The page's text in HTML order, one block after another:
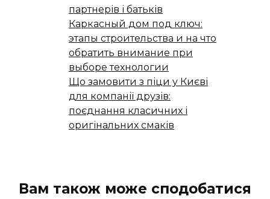
партнерів і батьків
Каркасный дом под ключ:
этапы строительства и на что
обратить внимание при
выборе технологии
Що замовити з піци у Києві
для компанії друзів:
поєднання класичних і
оригінальних смаків
Вам також може сподобатися